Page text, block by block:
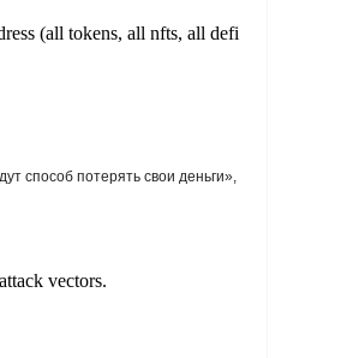
(all tokens, all nfts, all defi
способ потерять свои деньги»,
vectors.